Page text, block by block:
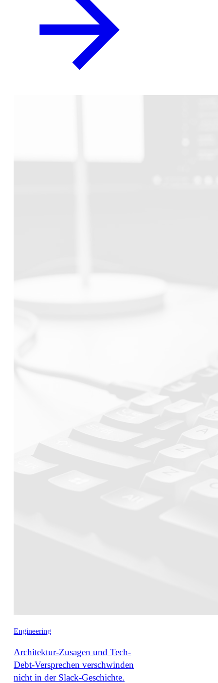
Engineering
Architektur-Zusagen und Tech-
Debt-Versprechen verschwinden
nicht in der Slack-Geschichte.